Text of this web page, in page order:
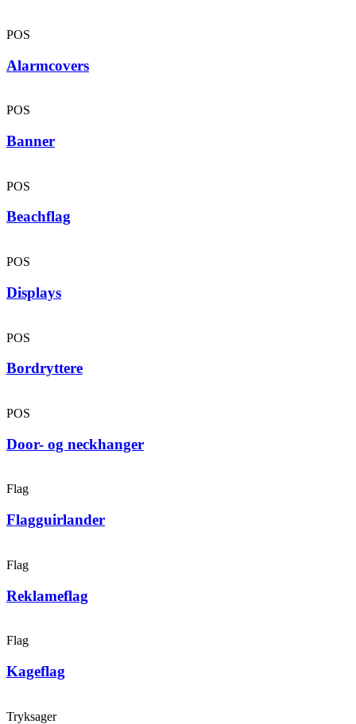
POS
Alarmcovers
POS
Banner
POS
Beachflag
POS
Displays
POS
Bordryttere
POS
Door- og neckhanger
Flag
Flagguir­lander
Flag
Reklameflag
Flag
Kageflag
Tryksager